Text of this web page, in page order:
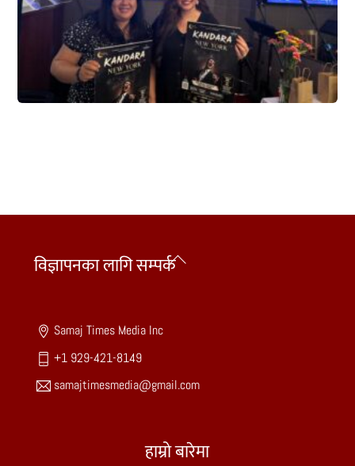
Back
विज्ञापनका लागि सम्पर्क
Samaj Times Media Inc
+1 929-421-8149
samajtimesmedia@gmail.com
हाम्रो बारेमा